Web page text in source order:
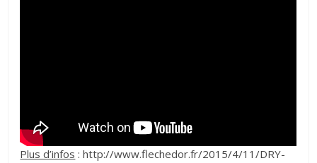
Plus d’infos : http://www.flechedor.fr/2015/4/11/DRY-